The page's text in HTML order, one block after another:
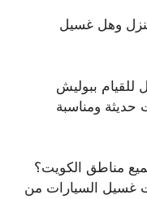
وهل غسيل
للقيام ببوليش
حديثة ومناسبة
مناطق الكويت؟
غسيل السيارات من